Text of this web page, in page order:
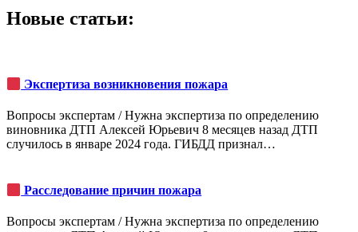
Новые статьи:
Экспертиза возникновения пожара
Вопросы экспертам / Нужна экспертиза по определению
виновника ДТП Алексей Юрьевич 8 месяцев назад ДТП
случилось в январе 2024 года. ГИБДД признал…
Расследование причин пожара
Вопросы экспертам / Нужна экспертиза по определению